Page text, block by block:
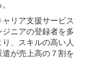
リア支援サービス
ニアの登録者を多
、スキルの高い人
が売上高の７割を